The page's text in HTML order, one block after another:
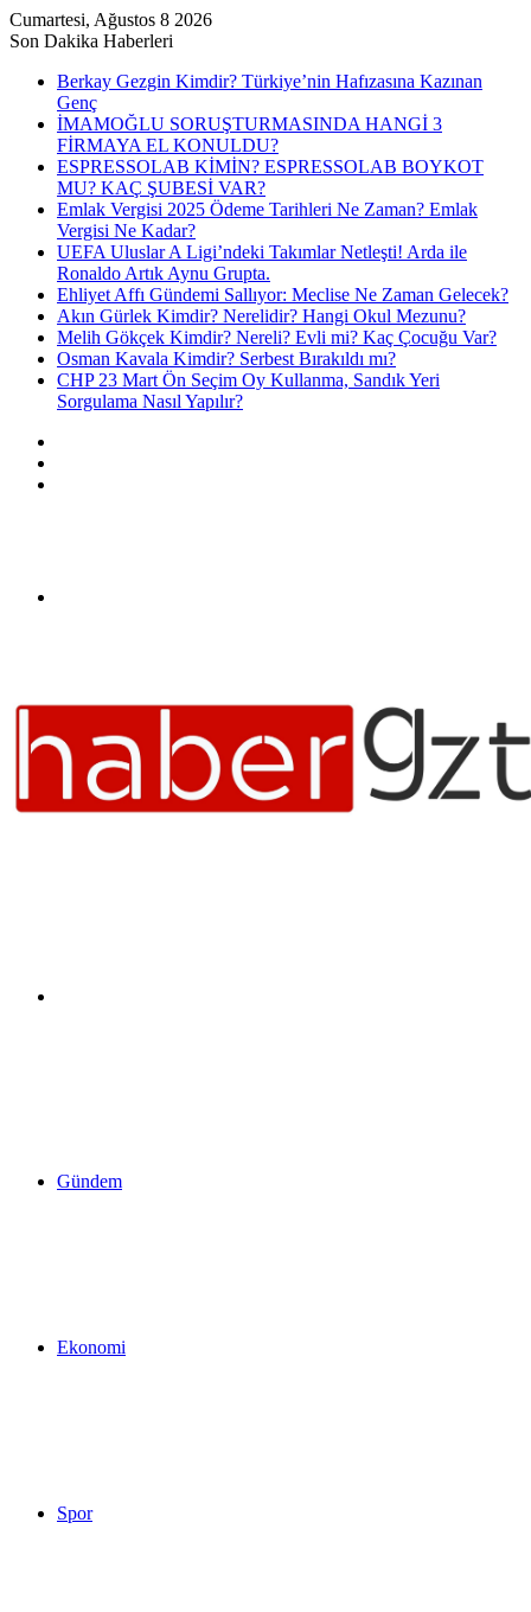
Cumartesi, Ağustos 8 2026
Son Dakika Haberleri
Berkay Gezgin Kimdir? Türkiye’nin Hafızasına Kazınan
Genç
İMAMOĞLU SORUŞTURMASINDA HANGİ 3
FİRMAYA EL KONULDU?
ESPRESSOLAB KİMİN? ESPRESSOLAB BOYKOT
MU? KAÇ ŞUBESİ VAR?
Emlak Vergisi 2025 Ödeme Tarihleri Ne Zaman? Emlak
Vergisi Ne Kadar?
UEFA Uluslar A Ligi’ndeki Takımlar Netleşti! Arda ile
Ronaldo Artık Aynu Grupta.
Ehliyet Affı Gündemi Sallıyor: Meclise Ne Zaman Gelecek?
Akın Gürlek Kimdir? Nerelidir? Hangi Okul Mezunu?
Melih Gökçek Kimdir? Nereli? Evli mi? Kaç Çocuğu Var?
Osman Kavala Kimdir? Serbest Bırakıldı mı?
CHP 23 Mart Ön Seçim Oy Kullanma, Sandık Yeri
Sorgulama Nasıl Yapılır?
Gündem
Ekonomi
Spor